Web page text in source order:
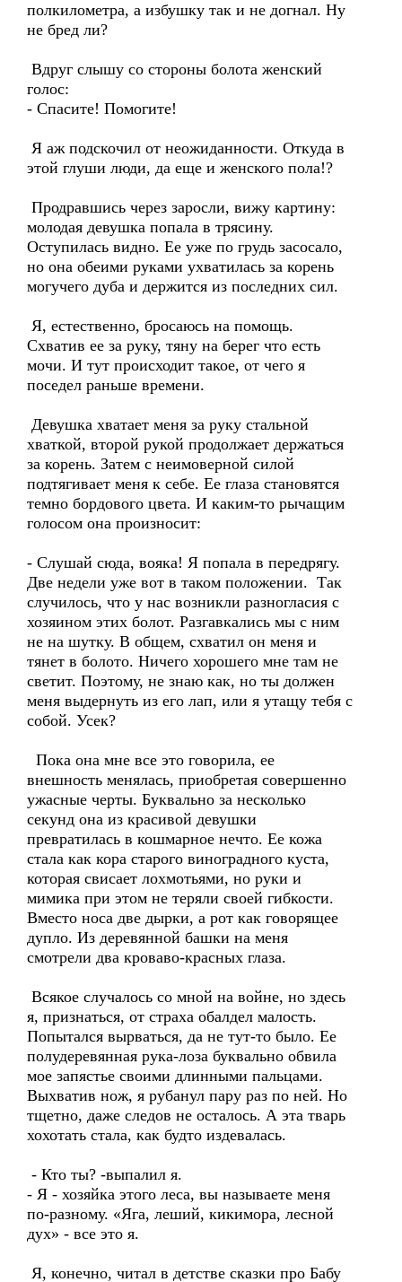
полкилометра, а избушку так и не догнал. Ну
не бред ли?
Вдруг слышу со стороны болота женский
голос:
- Спасите! Помогите!
Я аж подскочил от неожиданности. Откуда в
этой глуши люди, да еще и женского пола!?
Продравшись через заросли, вижу картину:
молодая девушка попала в трясину.
Оступилась видно. Ее уже по грудь засосало,
но она обеими руками ухватилась за корень
могучего дуба и держится из последних сил.
Я, естественно, бросаюсь на помощь.
Схватив ее за руку, тяну на берег что есть
мочи. И тут происходит такое, от чего я
поседел раньше времени.
Девушка хватает меня за руку стальной
хваткой, второй рукой продолжает держаться
за корень. Затем с неимоверной силой
подтягивает меня к себе. Ее глаза становятся
темно бордового цвета. И каким-то рычащим
голосом она произносит:
- Слушай сюда, вояка! Я попала в передрягу.
Две недели уже вот в таком положении. Так
случилось, что у нас возникли разногласия с
хозяином этих болот. Разгавкались мы с ним
не на шутку. В общем, схватил он меня и
тянет в болото. Ничего хорошего мне там не
светит. Поэтому, не знаю как, но ты должен
меня выдернуть из его лап, или я утащу тебя с
собой. Усек?
Пока она мне все это говорила, ее
внешность менялась, приобретая совершенно
ужасные черты. Буквально за несколько
секунд она из красивой девушки
превратилась в кошмарное нечто. Ее кожа
стала как кора старого виноградного куста,
которая свисает лохмотьями, но руки и
мимика при этом не теряли своей гибкости.
Вместо носа две дырки, а рот как говорящее
дупло. Из деревянной башки на меня
смотрели два кроваво-красных глаза.
Всякое случалось со мной на войне, но здесь
я, признаться, от страха обалдел малость.
Попытался вырваться, да не тут-то было. Ее
полудеревянная рука-лоза буквально обвила
мое запястье своими длинными пальцами.
Выхватив нож, я рубанул пару раз по ней. Но
тщетно, даже следов не осталось. А эта тварь
хохотать стала, как будто издевалась.
- Кто ты? -выпалил я.
- Я - хозяйка этого леса, вы называете меня
по-разному. «Яга, леший, кикимора, лесной
дух» - все это я.
Я, конечно, читал в детстве сказки про Бабу